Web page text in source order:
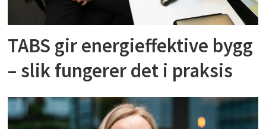
TABS gir energieffektive bygg
– slik fungerer det i praksis